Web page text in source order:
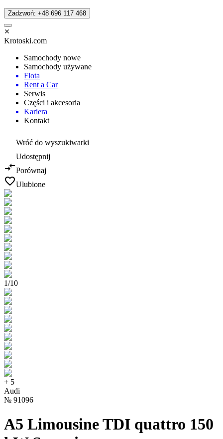
Zadzwoń: +48 696 117 468
Krotoski.com
Samochody nowe
Samochody używane
Flota
Rent a Car
Serwis
Części i akcesoria
Kariera
Kontakt
Wróć do wyszukiwarki
Udostępnij
Porównaj
Ulubione
1/10
+ 5
Audi
№ 91096
A5 Limousine TDI quattro 150